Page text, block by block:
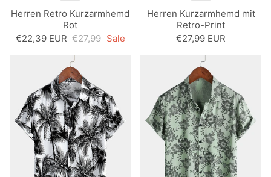
Herren Retro Kurzarmhemd
Rot
€22,39 EUR €27,99 Sale
Herren Kurzarmhemd mit
Retro-Print
€27,99 EUR